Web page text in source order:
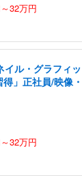
32万円
イル・グラフィ
」正社員/映像
32万円